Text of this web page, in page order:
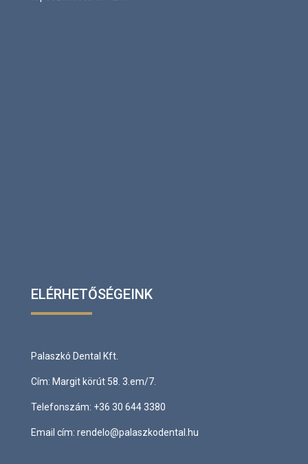
ELÉRHETŐSÉGEINK
Palaszkó Dental Kft.
Cím: Margit körút 58. 3.em/7.
Telefonszám: +36 30 644 3380
Email cím: rendelo@palaszkodental.hu